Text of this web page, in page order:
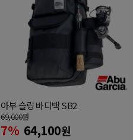
아부 슬링 바디백 SB2
69,000원
7% 64,100원